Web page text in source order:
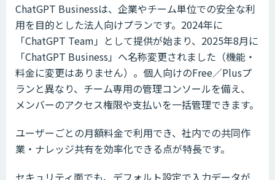
ChatGPT Businessは、企業やチーム単位での安全な利
用を目的とした法人向けプランです。2024年に
「ChatGPT Team」として提供が始まり、2025年8月に
「ChatGPT Business」へ名称変更されました（機能・
料金に変更はありません）。個人向けのFree／Plusプ
ランと異なり、チーム専用の管理コンソールを備え、
メンバーのアクセス権限や支払いを一括管理できます。
ユーザーごとの月額料金で利用でき、社内での共同作
業・ナレッジ共有を効率化できる点が特長です。
セキュリティ面でも、デフォルト設定で入力データが